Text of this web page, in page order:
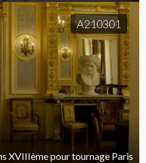
A210301
XVIIIème pour tournage Paris